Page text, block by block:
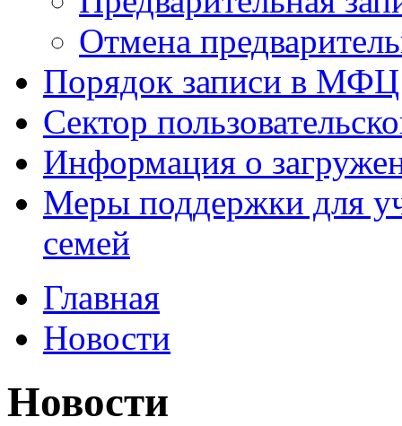
Отмена
Порядок записи в МФЦ
Сектор
Информация о
Меры поддержки для
семей
Главная
Новости
Новости